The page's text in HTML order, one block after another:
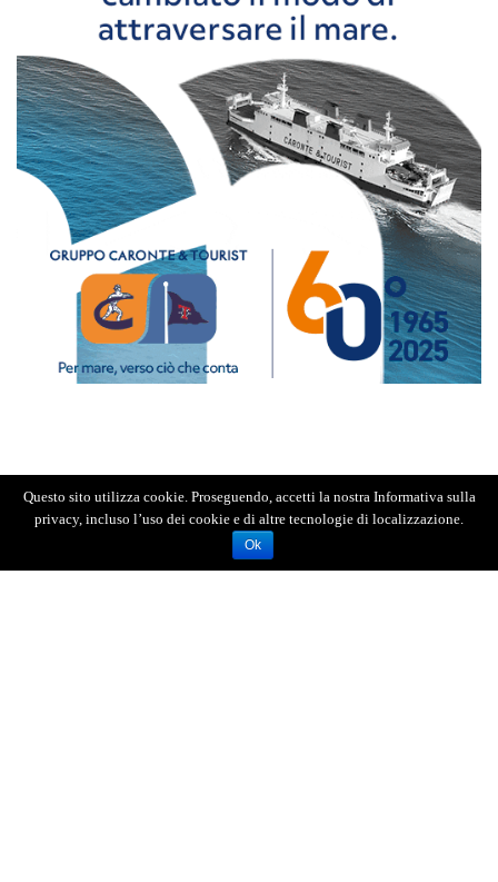
Questo sito utilizza cookie. Proseguendo, accetti la nostra Informativa sulla
privacy, incluso l’uso dei cookie e di altre tecnologie di localizzazione.
Ok